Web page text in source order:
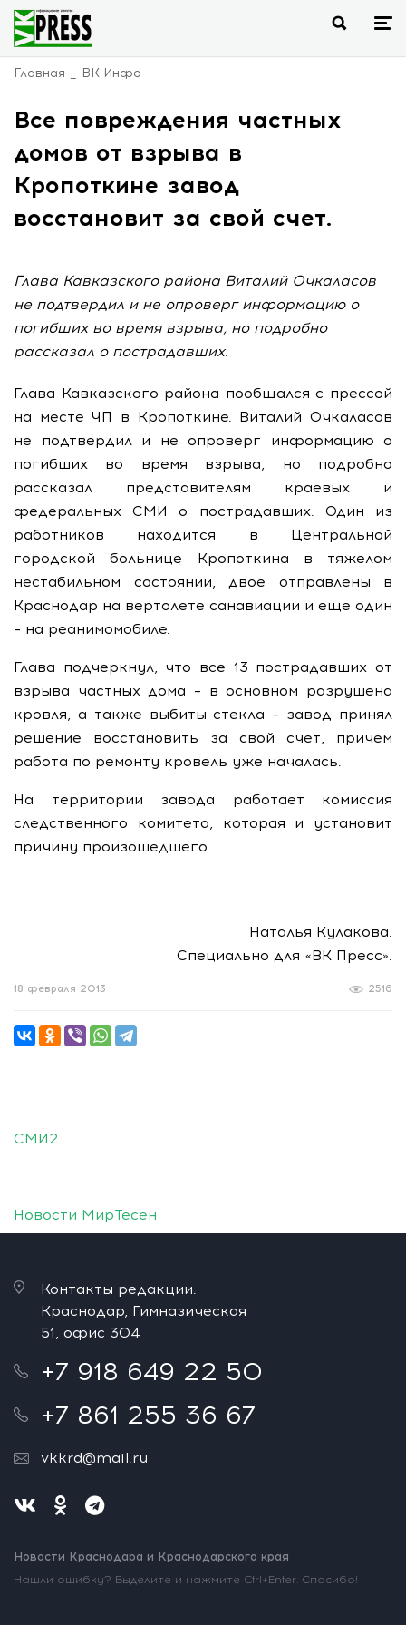
Главная ВК Инфо
Все повреждения частных
домов от взрыва в
Кропоткине завод
восстановит за свой счет.
Глава Кавказского района Виталий Очкаласов
не подтвердил и не опроверг информацию о
погибших во время взрыва, но подробно
рассказал о пострадавших.
Глава Кавказского района пообщался с прессой
на месте ЧП в Кропоткине. Виталий Очкаласов
не подтвердил и не опроверг информацию о
погибших во время взрыва, но подробно
рассказал представителям краевых и
федеральных СМИ о пострадавших. Один из
работников находится в Центральной
городской больнице Кропоткина в тяжелом
нестабильном состоянии, двое отправлены в
Краснодар на вертолете санавиации и еще один
– на реанимомобиле.
Глава подчеркнул, что все 13 пострадавших от
взрыва частных дома – в основном разрушена
кровля, а также выбиты стекла – завод принял
решение восстановить за свой счет, причем
работа по ремонту кровель уже началась.
На территории завода работает комиссия
следственного комитета, которая и установит
причину произошедшего.
Наталья Кулакова.
Специально для «ВК Пресс».
2516
18 февраля 2013
СМИ2
Новости МирТесен
Контакты редакции:
Краснодар, Гимназическая
51, офис 304
+7 918 649 22 50
+7 861 255 36 67
vkkrd@mail.ru
Новости Краснодара и Краснодарского края
Нашли ошибку? Выделите и нажмите Ctrl+Enter. Спасибо!